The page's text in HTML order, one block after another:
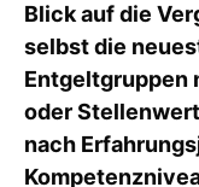
Blick auf die
selbst die
Entgeltgruppen
oder
nach